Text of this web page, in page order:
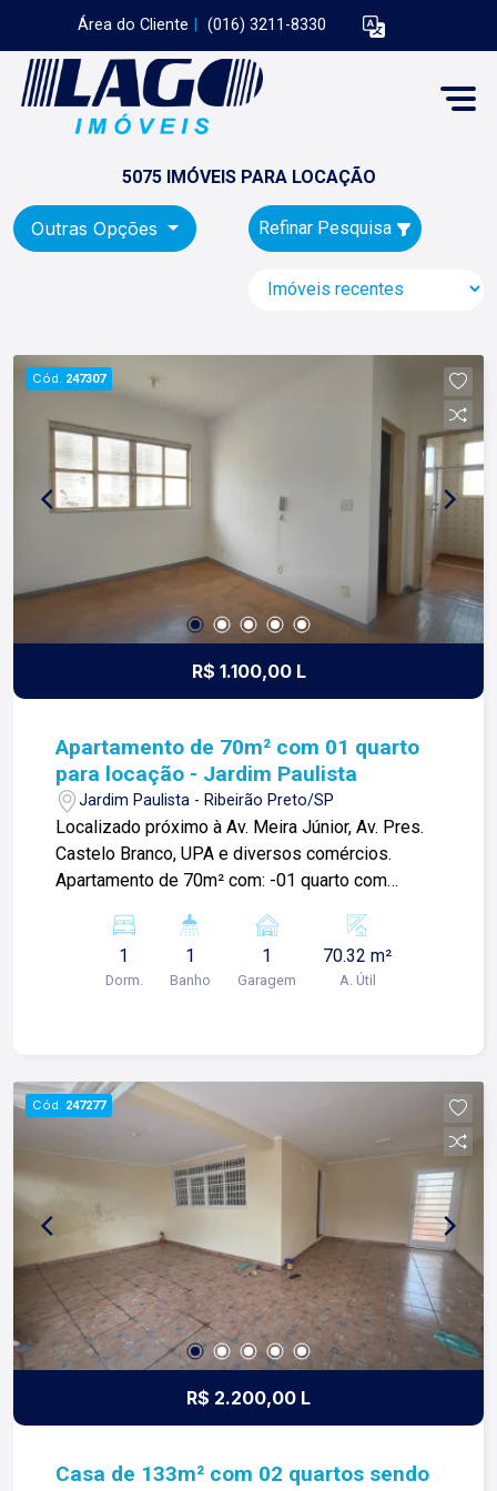
Área do Cliente (016) 3211-8330
5075 IMÓVEIS PARA LOCAÇÃO
Outras Opções Refinar Pesquisa
Cód. 247307
R$ 1.100,00 L
Apartamento de 70m² com 01 quarto
para locação - Jardim Paulista
Jardim Paulista - Ribeirão Preto/SP
Localizado próximo à Av. Meira Júnior, Av. Pres.
Castelo Branco, UPA e diversos comércios.
Apartamento de 70m² com: -01 quarto com
serviços; -01 vaga de garagem; Para mais
informações e agendar visita, entre em contato.
Lago é RELACIONAMENTO! Desde 1987 esta é a
nossos proprietários e clientes. Somos uma
imobiliária que equilibra a tradicionalidade com o
arrojo e a força comercial da atualidade. A Lago é
sua principal imobiliária em Ribeirão Preto!
1
Dorm.
1
Banho
1
Garagem
70.32 m²
A. Útil
Cód. 247277
R$ 2.200,00 L
Casa de 133m² com 02 quartos sendo